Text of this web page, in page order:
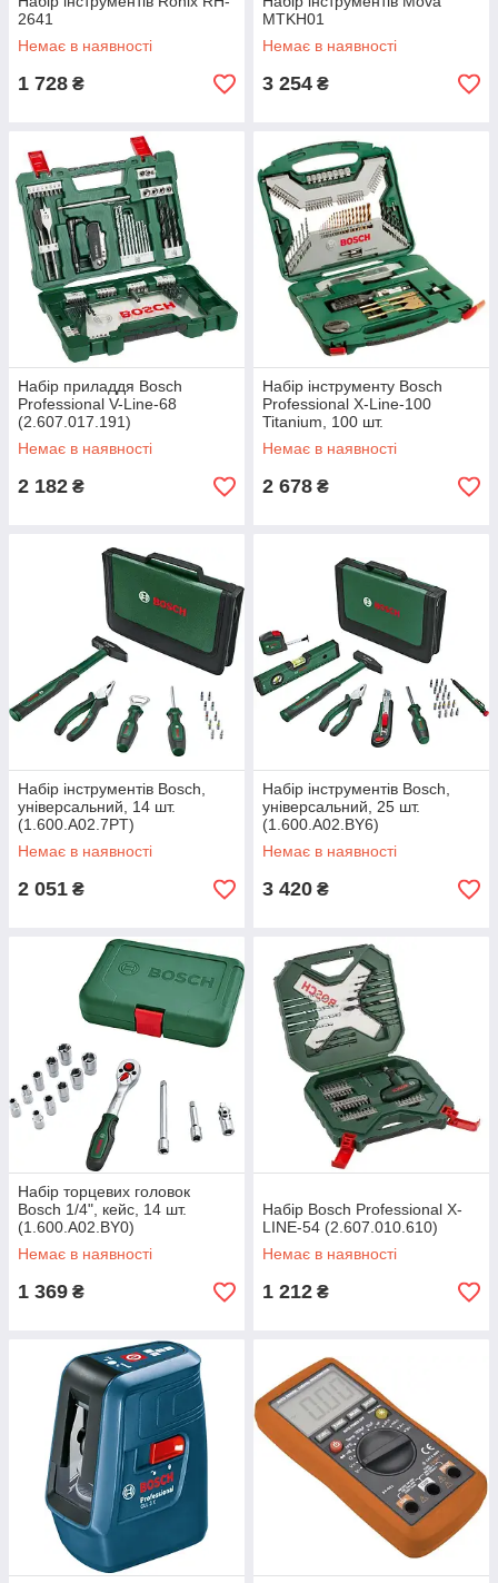
2641
Немає в наявності
1 728 ₴
MTKH01
Немає в наявності
3 254 ₴
Набір приладдя Bosch
Professional V-Line-68
(2.607.017.191)
Немає в наявності
2 182 ₴
Набір інструменту Bosch
Professional X-Line-100
Titanium, 100 шт.
(2.607.019.330)
Немає в наявності
2 678 ₴
Набір інструментів Bosch,
універсальний, 14 шт.
(1.600.A02.7PT)
Немає в наявності
2 051 ₴
Набір інструментів Bosch,
універсальний, 25 шт.
(1.600.A02.BY6)
Немає в наявності
3 420 ₴
Набір торцевих головок
Bosch 1/4", кейс, 14 шт.
(1.600.A02.BY0)
Немає в наявності
1 369 ₴
Набiр Bosch Professional X-
LINE-54 (2.607.010.610)
Немає в наявності
1 212 ₴